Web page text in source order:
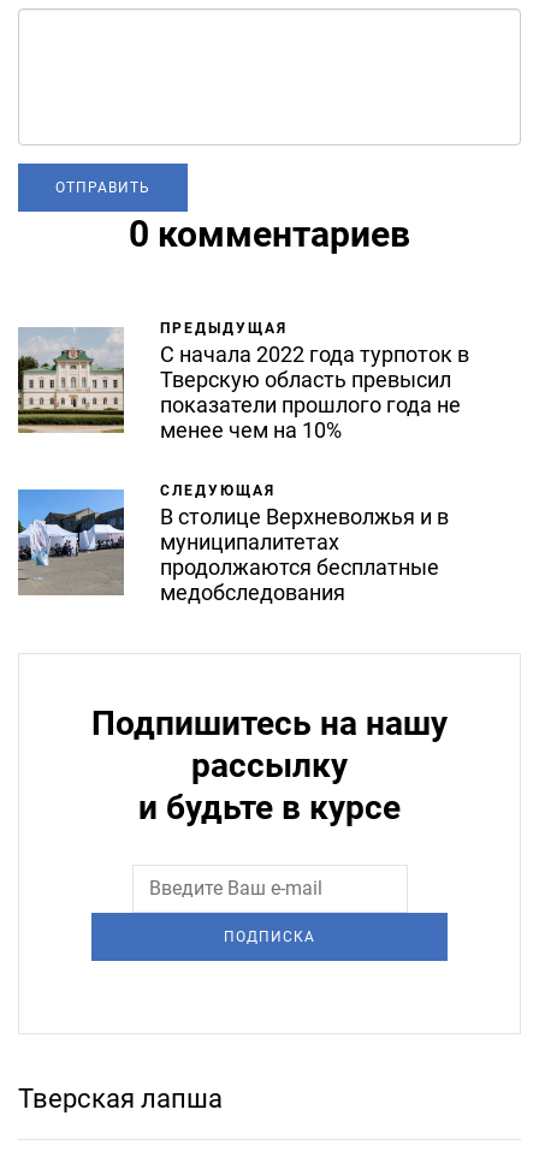
0 комментариев
ПРЕДЫДУЩАЯ
С начала 2022 года турпоток в
Тверскую область превысил
показатели прошлого года не
менее чем на 10%
СЛЕДУЮЩАЯ
В столице Верхневолжья и в
муниципалитетах
продолжаются бесплатные
медобследования
Подпишитесь на нашу
рассылку
и будьте в курсе
ПОДПИСКА
Тверская лапша